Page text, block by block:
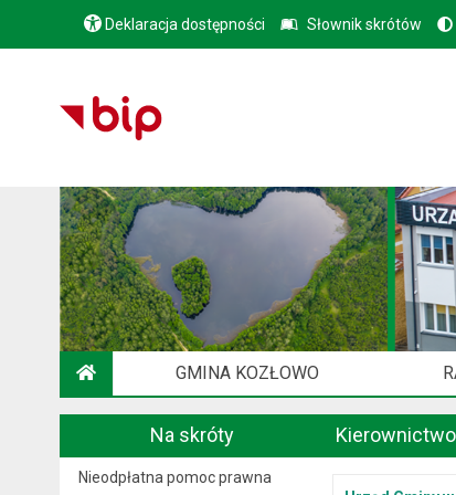
Deklaracja dostępności Słownik skrótów
GMINA KOZŁOWO
Na skróty
Nieodpłatna pomoc prawna